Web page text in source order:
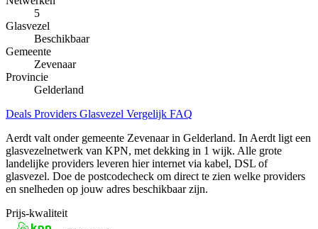
5
Glasvezel
Beschikbaar
Gemeente
Zevenaar
Provincie
Gelderland
Deals Providers Glasvezel Vergelijk FAQ
Aerdt valt onder gemeente Zevenaar in Gelderland. In Aerdt ligt een
glasvezelnetwerk van KPN, met dekking in 1 wijk. Alle grote
landelijke providers leveren hier internet via kabel, DSL of
glasvezel. Doe de postcodecheck om direct te zien welke providers
en snelheden op jouw adres beschikbaar zijn.
Prijs-kwaliteit